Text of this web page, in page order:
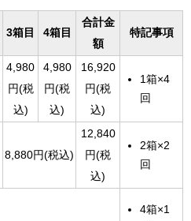
3箱目 4箱目
合計金
額
特記事項
4,980
円(税
込)
4,980
円(税
込)
16,920
円(税
込)
1箱×4
回
8,880円(税込)
12,840
円(税
込)
2箱×2
回
4箱×1